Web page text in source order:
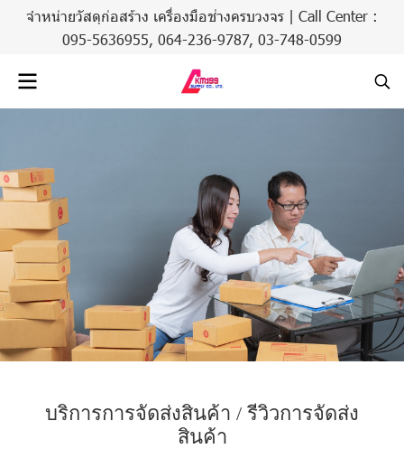
จำหน่ายวัสดุก่อสร้าง เครื่องมือช่างครบวงจร | Call Center :
095-5636955, 064-236-9787, 03-748-0599
บริการการจัดส่งสินค้า / รีวิวการจัดส่ง
สินค้า